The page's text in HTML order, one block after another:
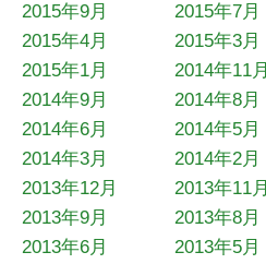
2015年9月
2015年7月
2015年4月
2015年3月
2015年1月
2014年11月
2014年9月
2014年8月
2014年6月
2014年5月
2014年3月
2014年2月
2013年12月
2013年11月
2013年9月
2013年8月
2013年6月
2013年5月